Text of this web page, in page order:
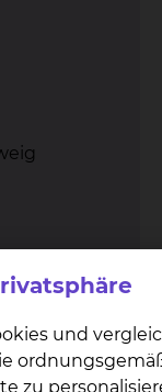
und
zu